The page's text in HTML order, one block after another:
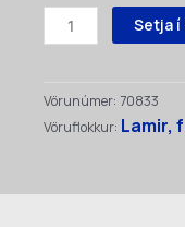
Tengiplata
ERA
(3973)
Setja
Vörunúmer: 70833
Vöruflokkur: Lamir,